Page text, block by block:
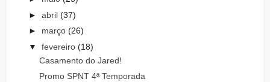
► abril (37)
► março (26)
▼ fevereiro (18)
Casamento do Jared!
Promo SPNT 4ª Temporada